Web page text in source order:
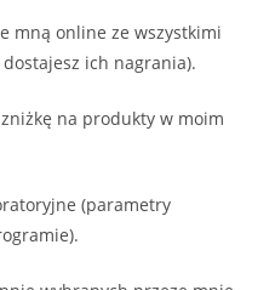
mną online ze wszystkimi
ich nagrania).
na produkty w moim
(parametry